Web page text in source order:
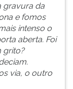
gravura da
e fomos
intenso o
aberta. Foi
grito?
via, o outro